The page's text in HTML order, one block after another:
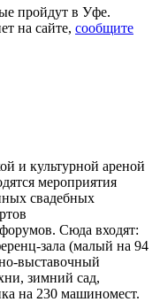
пройдут в Уфе.
на сайте, сообщите
и культурной ареной
мероприятия
свадебных
Сюда входят:
зала (малый на 94
выставочный
зимний сад,
на 230 машиномест.